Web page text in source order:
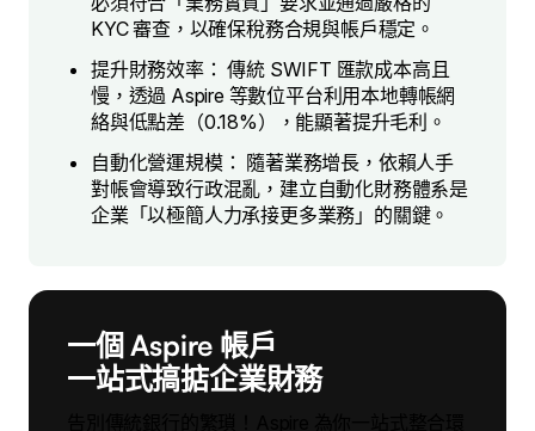
KYC 審查，以確保稅務合規與帳戶穩定。
提升財務效率： 傳統 SWIFT 匯款成本高且
慢，透過 Aspire 等數位平台利用本地轉帳網
絡與低點差（0.18%），能顯著提升毛利。
自動化營運規模： 隨著業務增長，依賴人手
對帳會導致行政混亂，建立自動化財務體系是
企業「以極簡人力承接更多業務」的關鍵。
一個 Aspire 帳戶
一站式搞掂企業財務